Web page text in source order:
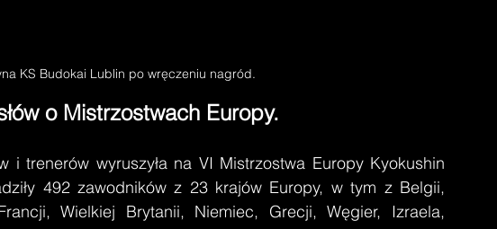
KS Budokai Lublin po wręczeniu nagród.
o Mistrzostwach Europy.
492 zawodników z 23 krajów Europy, w tym z Belgii,
Wielkiej Brytanii, Niemiec, Grecji, Węgier, Izraela,